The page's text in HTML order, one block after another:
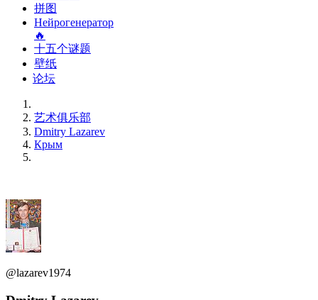
拼图
Нейрогенератор
🔥
十五个谜题
壁纸
论坛
艺术俱乐部
Dmitry Lazarev
Крым
@lazarev1974